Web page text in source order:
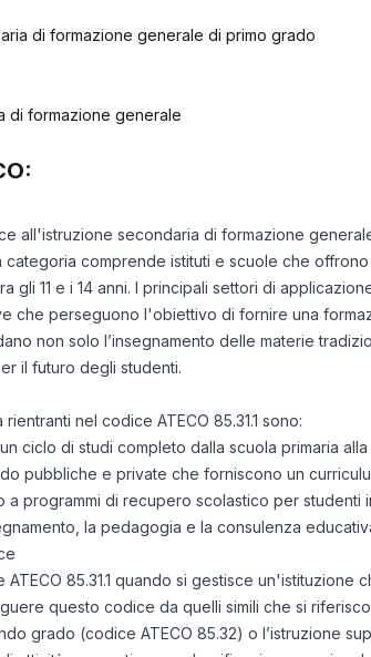
di formazione generale di primo grado
di formazione generale
all'istruzione secondaria di formazione
categoria comprende istituti e scuole che
gli 11 e i 14 anni. I principali settori di
che perseguono l'obiettivo di fornire una
non solo l’insegnamento delle materie
il futuro degli studenti.
nel codice ATECO 85.31.1 sono:
ciclo di studi completo dalla scuola primaria
pubbliche e private che forniscono un
programmi di recupero scolastico per studenti
la pedagogia e la consulenza
85.31.1 quando si gestisce
questo codice da quelli simili che si
grado (codice ATECO 85.32) o l’istruzione